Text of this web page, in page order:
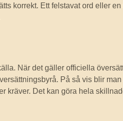
korrekt. Ett felstavat ord eller
När det gäller officiella
På så vis blir man
kräver. Det kan göra hela